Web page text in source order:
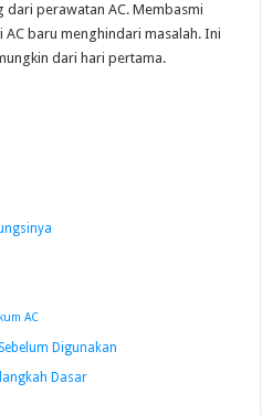
dari perawatan AC. Membasmi
baru menghindari masalah. Ini
dari hari pertama.
AC
Digunakan
Dasar